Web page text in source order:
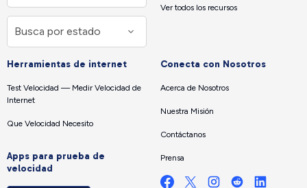
Ver todos los recursos
Herramientas de internet
Test Velocidad — Medir Velocidad de
Internet
Que Velocidad Necesito
Apps para prueba de
velocidad
Conecta con Nosotros
Acerca de Nosotros
Nuestra Misión
Contáctanos
Prensa